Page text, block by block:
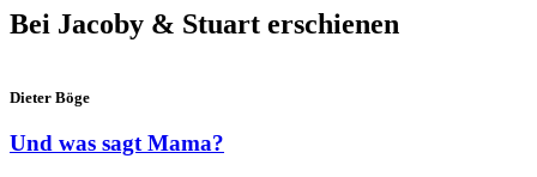
Bei Jacoby & Stuart erschienen
Dieter Böge
Und was sagt Mama?